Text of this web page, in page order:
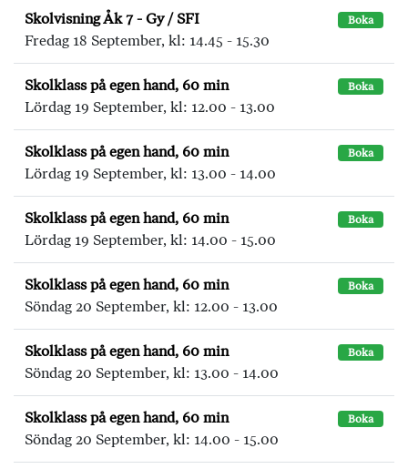
Skolvisning Åk 7 - Gy / SFI Boka
Fredag 18 September, kl: 14.45 - 15.30
Skolklass på egen hand, 60 min Boka
Lördag 19 September, kl: 12.00 - 13.00
Skolklass på egen hand, 60 min Boka
Lördag 19 September, kl: 13.00 - 14.00
Skolklass på egen hand, 60 min Boka
Lördag 19 September, kl: 14.00 - 15.00
Skolklass på egen hand, 60 min Boka
Söndag 20 September, kl: 12.00 - 13.00
Skolklass på egen hand, 60 min Boka
Söndag 20 September, kl: 13.00 - 14.00
Skolklass på egen hand, 60 min Boka
Söndag 20 September, kl: 14.00 - 15.00